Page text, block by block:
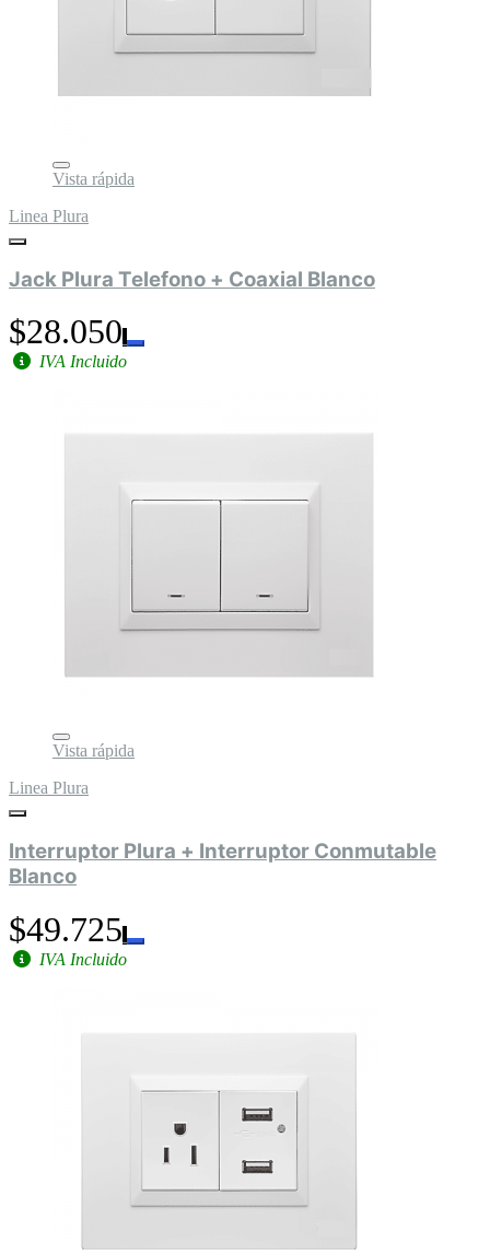
Vista rápida
Linea Plura
Jack Plura Telefono + Coaxial Blanco
$28.050
IVA Incluido
Vista rápida
Linea Plura
Interruptor Plura + Interruptor Conmutable
Blanco
$49.725
IVA Incluido